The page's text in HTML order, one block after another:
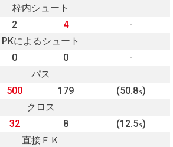
枠内シュート
2 4
-
PKによるシュート
0 0
-
パス
500 179 (50.8%)
クロス
32 8 (12.5%)
直接ＦＫ